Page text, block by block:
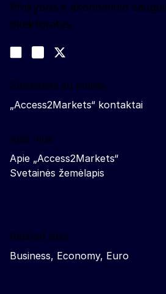
Prekybos ir ekonominio
direktoratas
Join us on LinkedIn
Trade-Off podcast
Susisiekite su mumis
„Access2Markets“ kontaktai
Apie mus
Apie „Access2Markets“
Svetainės žemėlapis
Related sites
Business, Economy, Euro